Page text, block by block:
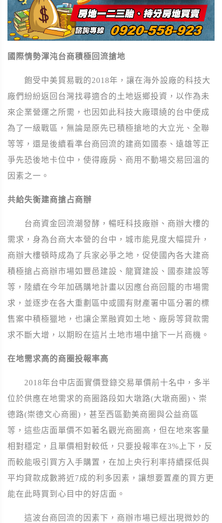
國際情勢渾沌台商積極回流搶地
飽受中美貿易戰的2018年，讓在海外設廠的科技大
廠們紛紛返回台灣找尋適合的土地返鄉投資，以作為未
來企業營運之所需，也因如此科技大廠環繞的台中便成
為了一級戰區，無論是原先已積極搶地的大立光、全聯
等等，還是後續看準台商回流的建商如國泰、遠雄等正
爭先恐後地卡位中，使得廠房、商用不動場交易回溫的
因素之一。
共給失衡建商搶占商辦
台商資金回流潮發酵，暢旺科技廠辦、商辦大樓的
需求，身為台商大本營的台中，城市能見度大幅提升，
商辦大樓頓時成為了兵家必爭之地，促使國內各大建商
積極搶占商辦市場如豐邑建設、龍寶建設、國泰建設等
等，陸續在今年加碼購地計畫以因應台商回籠的市場需
求，並逐步在各大重劃區中或國有財產署中區分署的標
售案中積極獵地，也讓企業融資如土地、廠房等貸款需
求不斷大增，以期盼在這片土地市場中搶下一片商機。
在地需求高的商圈投報率高
2018年台中店面實價登錄交易單價前十名中，多半
位於供應在地需求的商圈路段如大墩路(大墩商圈)、崇
德路(崇德文心商圈)，甚至西區勤美商圈與公益商區
等，這些店面單價不如著名觀光商圈高，但在地來客量
相對穩定，且單價相對較低，只要投報率在3%上下，反
而較能吸引買方入手購置，在加上央行利率持續探低與
平均貸款成數將近7成的利多因素，讓想要置產的買方更
能在此時買到心目中的好店面。
這波台商回流的因素下，商辦市場已經出現微妙的